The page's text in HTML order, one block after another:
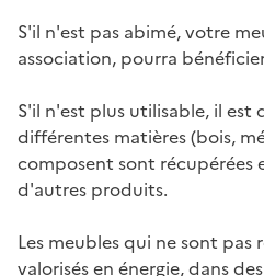
S'il n'est pas abimé, votre
association, pourra
S'il n'est plus utilisable, il est
différentes matières (bois,
composent sont récupérées
d'autres produits.
Les meubles qui ne sont pas
valorisés en énergie, dans